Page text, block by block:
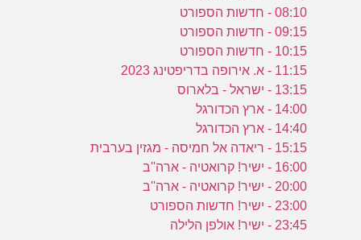
08:10 - חדשות הספורט
09:15 - חדשות הספורט
10:15 - חדשות הספורט
11:15 - א. אירופה בדריפטינג 2023
13:15 - ישראל - בלארוס
14:00 - ארץ הכדורגל
14:40 - ארץ הכדורגל
15:15 - ריאדה אל חמיסה - מגזין בערבית
16:00 - ישיר! קרואטיה - ארה''ב
20:00 - ישיר! קרואטיה - ארה''ב
23:00 - ישיר! חדשות הספורט
23:45 - ישיר! אולפן הלילה